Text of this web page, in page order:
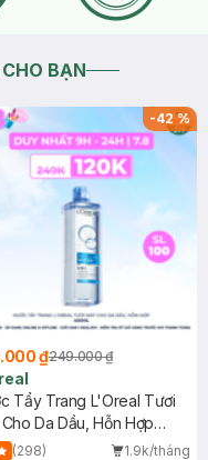
BẠN
-42%
₫249.000 ₫
Tẩy Trang L'Oreal Tươi
Da Dầu, Hỗn Hợp
(298)
1.9k/tháng